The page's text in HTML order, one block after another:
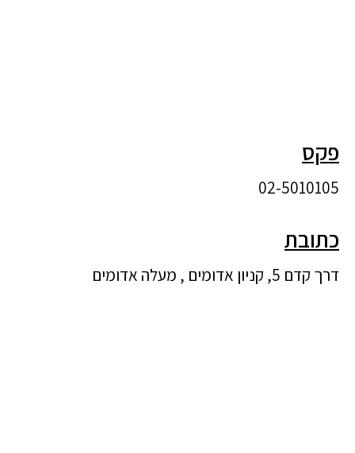
פקס
02-5010105
כתובת
דרך קדם 5, קניון אדומים , מעלה אדומים